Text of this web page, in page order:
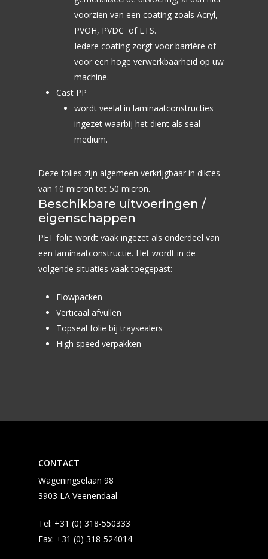
voorzien van een coating zoals Acryl,
PVOH, PVDC of LTS.
Iedere coating zorgt voor barrière of
voor een hoge verwerkbaarheid op uw
machine.
Cast PP
wordt veelal in laminaatconstructies
ingezet waarbij het dient als seal
medium.
Deze folies zijn algemeen verkrijgbaar in diktes
van 10 micron tot 50 micron.
Beschikbare uitvoeringen /
eigenschappen
PET folie wordt vaak ingezet als onderdeel van
een laminaatconstructie. Het wordt in de
volgende situaties vaak toegepast:
Flowpacken
Verticaal afvullen
Topseal folie bij traysealers
High speed verpakken
CONTACT
Wageningselaan 98
3903 LA Veenendaal
Tel: +31 (0) 318-550333
Fax: +31 (0) 318-524014
Rollen of vellen
Perforeren en
Warehouse en
Vis, Schaal- en
Snoep en Suikerwaren
Kant-en-klaar
Non Food
Rozen
BOPP
PET
Topseal Folie
VFFS
Doypack
Inpakpapier
Home
Over ons
Vacatures
Duurzaamheid & MVO
Contact